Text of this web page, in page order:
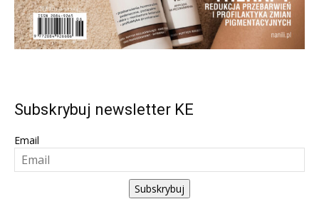
Subskrybuj newsletter KE
Email
Subskrybuj